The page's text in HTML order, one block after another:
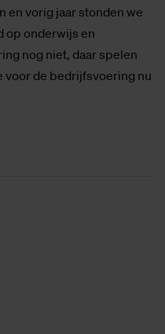
en vorig jaar stonden we
op onderwijs en
nog niet, daar spelen
voor de bedrijfsvoering nu